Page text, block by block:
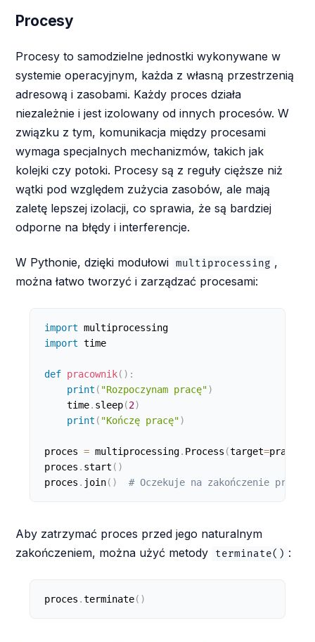
Procesy
Procesy to samodzielne jednostki wykonywane w
systemie operacyjnym, każda z własną przestrzenią
adresową i zasobami. Każdy proces działa
niezależnie i jest izolowany od innych procesów. W
związku z tym, komunikacja między procesami
wymaga specjalnych mechanizmów, takich jak
kolejki czy potoki. Procesy są z reguły cięższe niż
wątki pod względem zużycia zasobów, ale mają
zaletę lepszej izolacji, co sprawia, że są bardziej
odporne na błędy i interferencje.
W Pythonie, dzięki modułowi multiprocessing ,
można łatwo tworzyć i zarządzać procesami:
import
import time
def pracownik( ) :
print ( "Rozpoczynam pracę")
    time
. sleep(2)
print ( "Kończę pracę")
proces = multiprocessing. Process (target=
proces . start ( )
proces . join( ) # Oczekuje na zakończenie procesu
Aby zatrzymać proces przed jego naturalnym
zakończeniem, można użyć metody
terminate() :
proces .terminate( )